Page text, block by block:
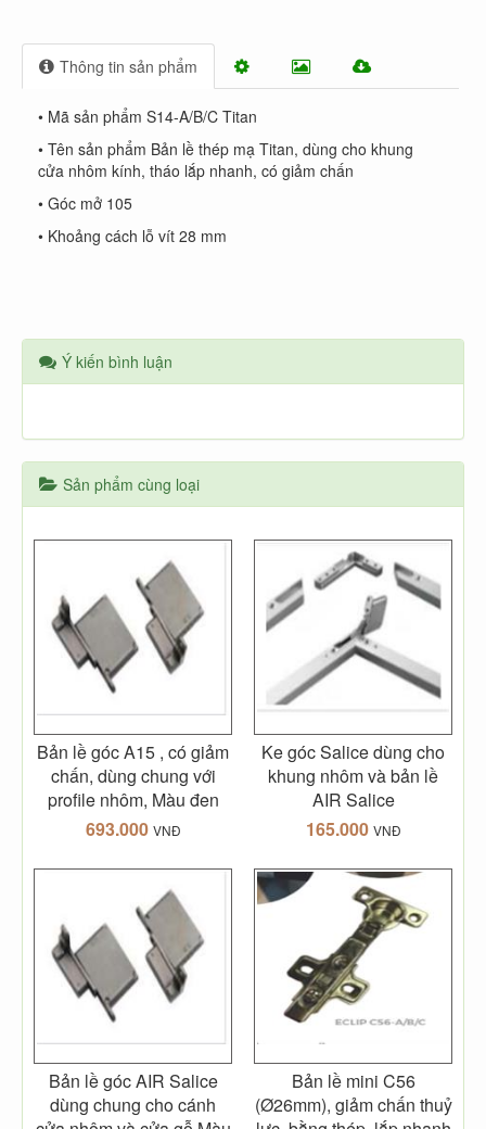
Thông tin sản phẩm
• Mã sản phẩm S14-A/B/C Titan
• Tên sản phẩm Bản lề thép mạ Titan, dùng cho khung
cửa nhôm kính, tháo lắp nhanh, có giảm chấn
• Góc mở 105
• Khoảng cách lỗ vít 28 mm
Ý kiến bình luận
Sản phẩm cùng loại
Bản lề góc A15 , có giảm
chấn, dùng chung với
profile nhôm, Màu đen
693.000 VNĐ
Ke góc Salice dùng cho
khung nhôm và bản lề
AIR Salice
165.000 VNĐ
Bản lề góc AIR Salice
dùng chung cho cánh
Bản lề mini C56
(Ø26mm), giảm chấn thuỷ